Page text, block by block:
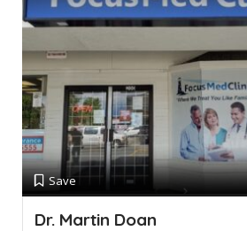
Save
Dr. Martin Doan